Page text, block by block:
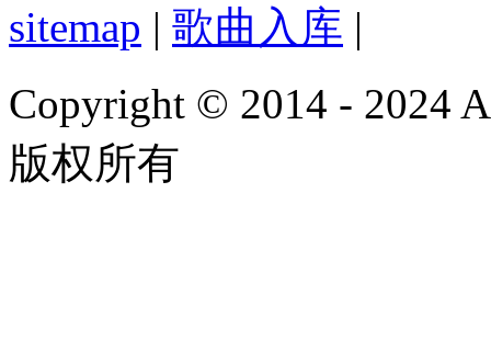
sitemap | 歌曲入库 |
Copyright © 2014 - 2024
版权所有